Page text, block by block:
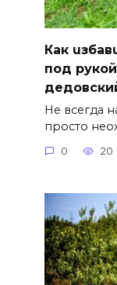
Как
под
Не всегда
просто
0 20